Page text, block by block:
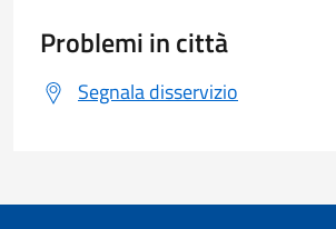
Problemi in città
Segnala disservizio